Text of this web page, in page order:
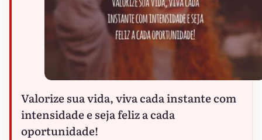
Valorize sua vida, viva cada instante com
intensidade e seja feliz a cada
oportunidade!